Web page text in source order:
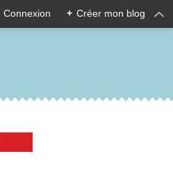
Connexion + Créer mon blog